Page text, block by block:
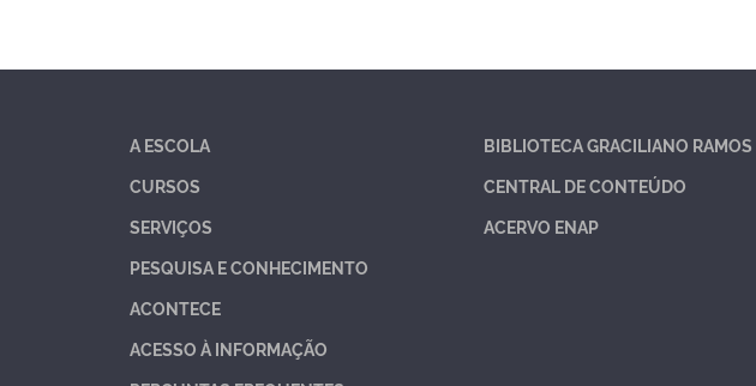
A ESCOLA
CURSOS
SERVIÇOS
PESQUISA E CONHECIMENTO
ACONTECE
ACESSO À INFORMAÇÃO
BIBLIOTECA GRACILIANO RAMOS
CENTRAL DE CONTEÚDO
ACERVO ENAP